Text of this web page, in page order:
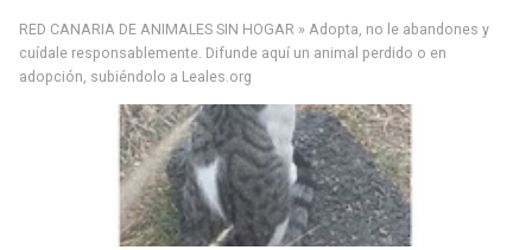
RED CANARIA DE ANIMALES SIN HOGAR » Adopta, no le abandones y
cuídale responsablemente. Difunde aquí un animal perdido o en
adopción, subiéndolo a Leales.org